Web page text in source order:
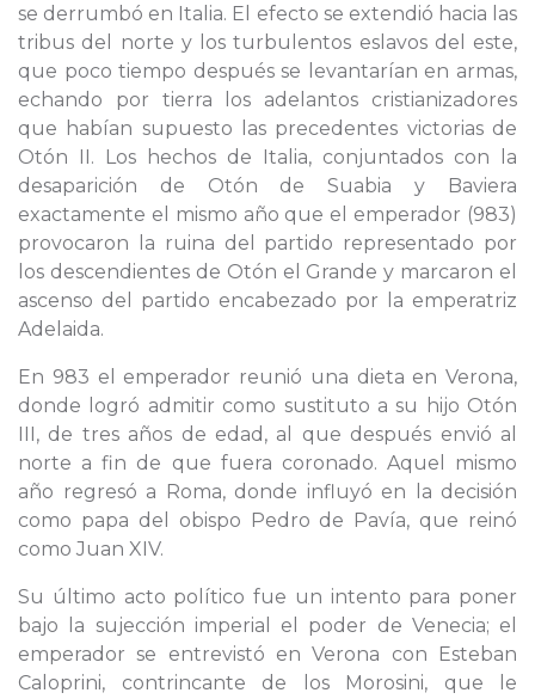
se derrumbó en Italia. El efecto se extendió hacia las
tribus del norte y los turbulentos eslavos del este,
que poco tiempo después se levantarían en armas,
echando por tierra los adelantos cristianizadores
que habían supuesto las precedentes victorias de
Otón II. Los hechos de Italia, conjuntados con la
desaparición de Otón de Suabia y Baviera
exactamente el mismo año que el emperador (983)
provocaron la ruina del partido representado por
los descendientes de Otón el Grande y marcaron el
ascenso del partido encabezado por la emperatriz
Adelaida.
En 983 el emperador reunió una dieta en Verona,
donde logró admitir como sustituto a su hijo Otón
III, de tres años de edad, al que después envió al
norte a fin de que fuera coronado. Aquel mismo
año regresó a Roma, donde influyó en la decisión
como papa del obispo Pedro de Pavía, que reinó
como Juan XIV.
Su último acto político fue un intento para poner
bajo la sujección imperial el poder de Venecia; el
emperador se entrevistó en Verona con Esteban
Caloprini, contrincante de los Morosini, que le